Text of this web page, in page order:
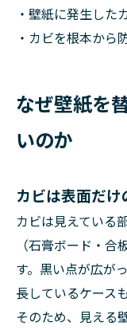
・壁紙に発生した
・カビを根本から
なぜ壁紙を
いのか
カビは表面だ
カビは見えている
（石膏ボード・
す。黒い点が広が
長しているケース
そのため、見える